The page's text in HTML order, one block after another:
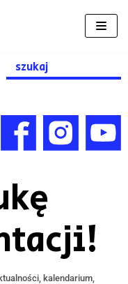
Search
for:
kalendarium